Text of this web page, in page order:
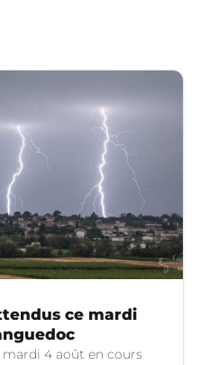
ce mardi
4 août en cours